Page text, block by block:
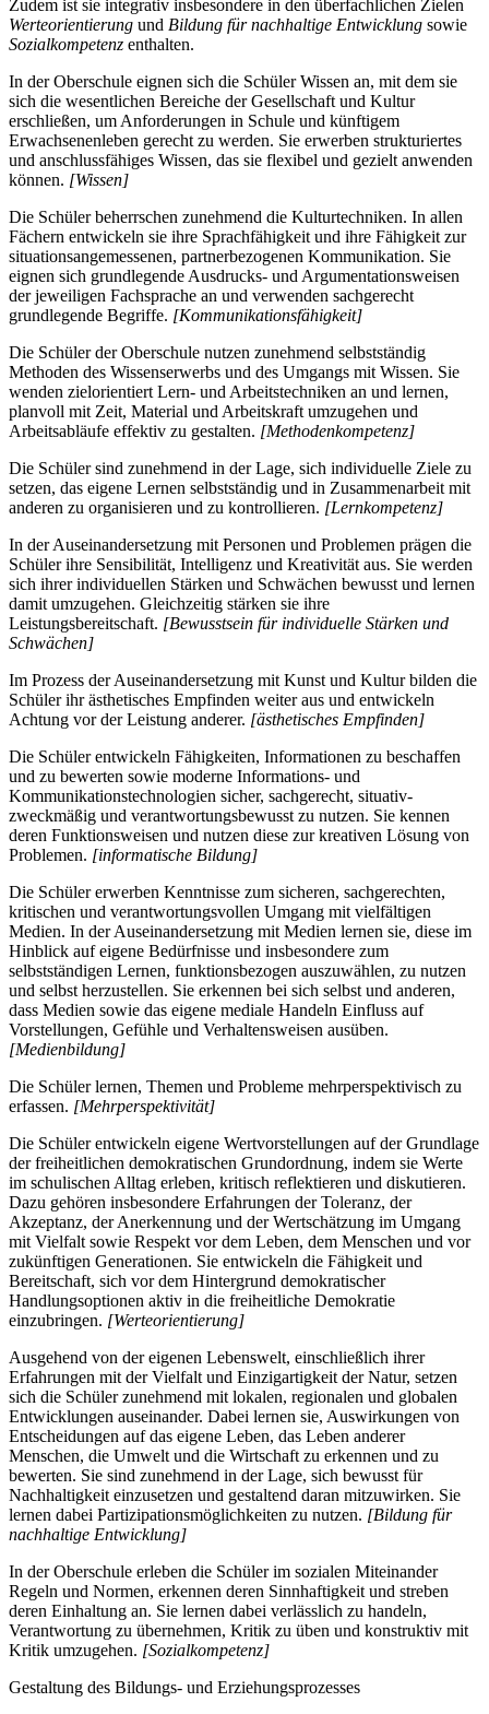
Zudem ist sie integrativ insbesondere in den überfachlichen Zielen
Werteorientierung und Bildung für nachhaltige Entwicklung sowie
Sozialkompetenz enthalten.
In der Oberschule eignen sich die Schüler Wissen an, mit dem sie
sich die wesentlichen Bereiche der Gesellschaft und Kultur
erschließen, um Anforderungen in Schule und künftigem
Erwachsenenleben gerecht zu werden. Sie erwerben strukturiertes
und anschlussfähiges Wissen, das sie flexibel und gezielt anwenden
können. [Wissen]
Die Schüler beherrschen zunehmend die Kulturtechniken. In allen
Fächern entwickeln sie ihre Sprachfähigkeit und ihre Fähigkeit zur
situationsangemessenen, partnerbezogenen Kommunikation. Sie
eignen sich grundlegende Ausdrucks- und Argumentationsweisen
der jeweiligen Fachsprache an und verwenden sachgerecht
grundlegende Begriffe. [Kommunikationsfähigkeit]
Die Schüler der Oberschule nutzen zunehmend selbstständig
Methoden des Wissenserwerbs und des Umgangs mit Wissen. Sie
wenden zielorientiert Lern- und Arbeitstechniken an und lernen,
planvoll mit Zeit, Material und Arbeitskraft umzugehen und
Arbeitsabläufe effektiv zu gestalten. [Methodenkompetenz]
Die Schüler sind zunehmend in der Lage, sich individuelle Ziele zu
setzen, das eigene Lernen selbstständig und in Zusammenarbeit mit
anderen zu organisieren und zu kontrollieren. [Lernkompetenz]
In der Auseinandersetzung mit Personen und Problemen prägen die
Schüler ihre Sensibilität, Intelligenz und Kreativität aus. Sie werden
sich ihrer individuellen Stärken und Schwächen bewusst und lernen
damit umzugehen. Gleichzeitig stärken sie ihre
Leistungsbereitschaft. [Bewusstsein für individuelle Stärken und
Schwächen]
Im Prozess der Auseinandersetzung mit Kunst und Kultur bilden die
Schüler ihr ästhetisches Empfinden weiter aus und entwickeln
Achtung vor der Leistung anderer. [ästhetisches Empfinden]
Die Schüler entwickeln Fähigkeiten, Informationen zu beschaffen
und zu bewerten sowie moderne Informations- und
Kommunikationstechnologien sicher, sachgerecht, situativ-
zweckmäßig und verantwortungsbewusst zu nutzen. Sie kennen
deren Funktionsweisen und nutzen diese zur kreativen Lösung von
Problemen. [informatische Bildung]
Die Schüler erwerben Kenntnisse zum sicheren, sachgerechten,
kritischen und verantwortungsvollen Umgang mit vielfältigen
Medien. In der Auseinandersetzung mit Medien lernen sie, diese im
Hinblick auf eigene Bedürfnisse und insbesondere zum
selbstständigen Lernen, funktionsbezogen auszuwählen, zu nutzen
und selbst herzustellen. Sie erkennen bei sich selbst und anderen,
dass Medien sowie das eigene mediale Handeln Einfluss auf
Vorstellungen, Gefühle und Verhaltensweisen ausüben.
[Medienbildung]
Die Schüler lernen, Themen und Probleme mehrperspektivisch zu
erfassen. [Mehrperspektivität]
Die Schüler entwickeln eigene Wertvorstellungen auf der Grundlage
der freiheitlichen demokratischen Grundordnung, indem sie Werte
im schulischen Alltag erleben, kritisch reflektieren und diskutieren.
Dazu gehören insbesondere Erfahrungen der Toleranz, der
Akzeptanz, der Anerkennung und der Wertschätzung im Umgang
mit Vielfalt sowie Respekt vor dem Leben, dem Menschen und vor
zukünftigen Generationen. Sie entwickeln die Fähigkeit und
Bereitschaft, sich vor dem Hintergrund demokratischer
Handlungsoptionen aktiv in die freiheitliche Demokratie
einzubringen. [Werteorientierung]
Ausgehend von der eigenen Lebenswelt, einschließlich ihrer
Erfahrungen mit der Vielfalt und Einzigartigkeit der Natur, setzen
sich die Schüler zunehmend mit lokalen, regionalen und globalen
Entwicklungen auseinander. Dabei lernen sie, Auswirkungen von
Entscheidungen auf das eigene Leben, das Leben anderer
Menschen, die Umwelt und die Wirtschaft zu erkennen und zu
bewerten. Sie sind zunehmend in der Lage, sich bewusst für
Nachhaltigkeit einzusetzen und gestaltend daran mitzuwirken. Sie
lernen dabei Partizipationsmöglichkeiten zu nutzen. [Bildung für
nachhaltige Entwicklung]
In der Oberschule erleben die Schüler im sozialen Miteinander
Regeln und Normen, erkennen deren Sinnhaftigkeit und streben
deren Einhaltung an. Sie lernen dabei verlässlich zu handeln,
Verantwortung zu übernehmen, Kritik zu üben und konstruktiv mit
Kritik umzugehen. [Sozialkompetenz]
Gestaltung des Bildungs- und Erziehungsprozesses